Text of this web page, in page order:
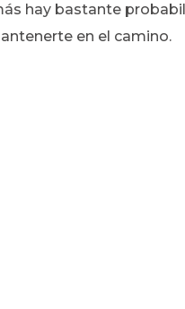
hay bastante
en el camino.